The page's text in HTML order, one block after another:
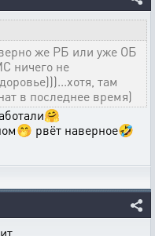
же РБ или уже ОБ
ничего не
там
в последнее время)
рвёт наверное🤣